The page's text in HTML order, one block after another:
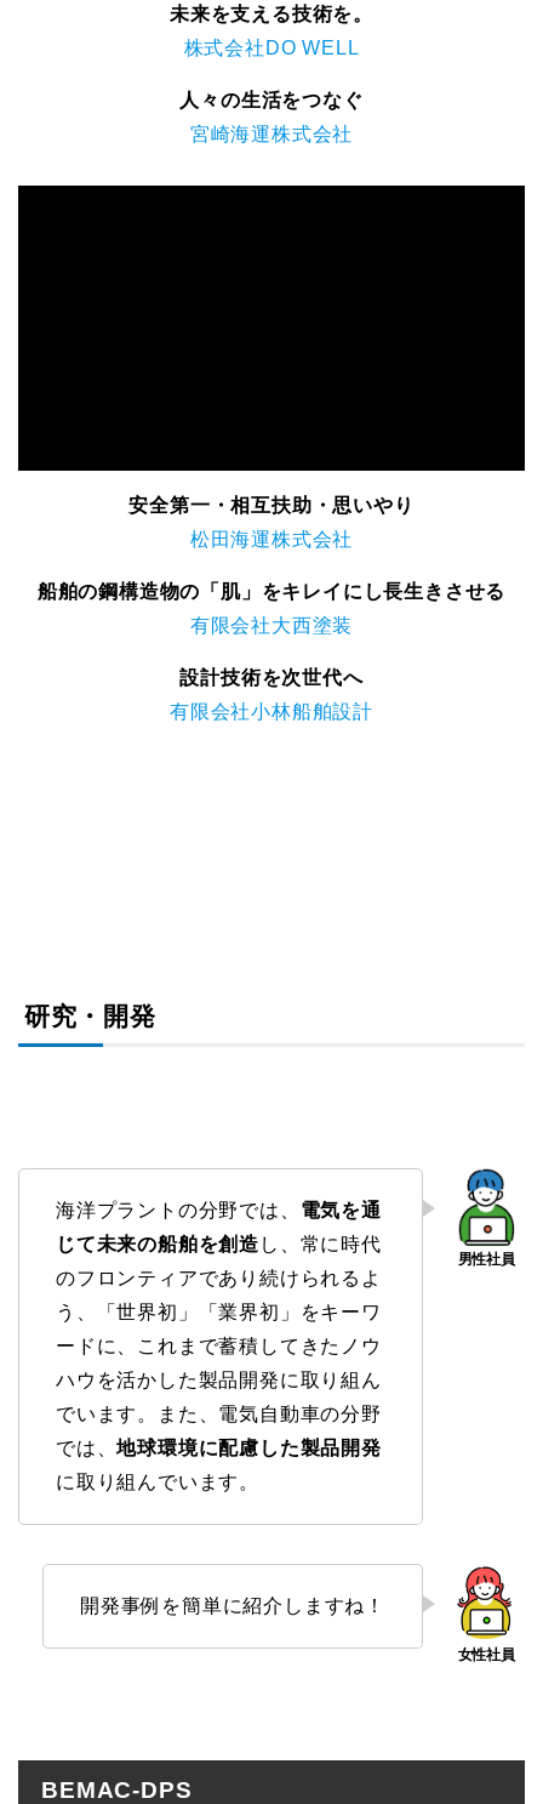
未来を支える技術を。
株式会社DO WELL
人々の生活をつなぐ
宮崎海運株式会社
安全第一・相互扶助・思いやり
松田海運株式会社
船舶の鋼構造物の「肌」をキレイにし長生きさせる
有限会社大西塗装
設計技術を次世代へ
有限会社小林船舶設計
研究・開発
海洋プラントの分野では、 電気を通
じて未来の船舶を創造 し、常に時代
のフロンティアであり続けられるよ
う、「世界初」「業界初」をキーワ
ードに、これまで蓄積してきたノウ
ハウを活かした製品開発に取り組ん
でいます。また、電気自動車の分野
では、地球環境に配慮した製品開発
に取り組んでいます。
開発事例を簡単に紹介しますね！
BEMAC-DPS